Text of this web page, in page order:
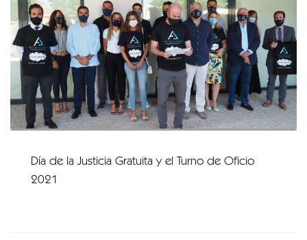
Día de la Justicia Gratuita y el Turno de Oficio
2021